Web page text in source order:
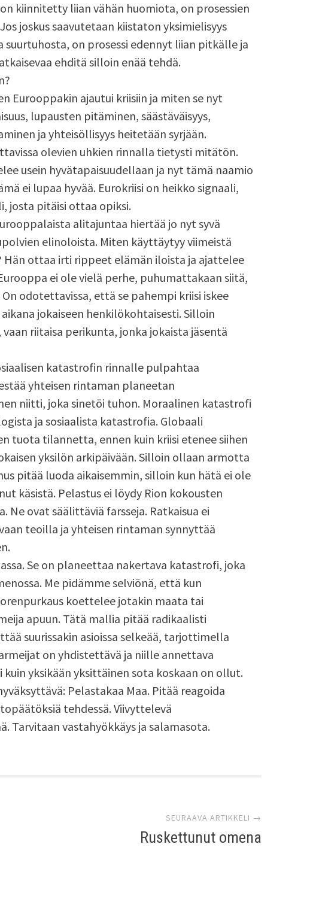
kiinnitetty liian vähän huomiota, on prosessien
joskus saavutetaan kiistaton yksimielisyys
on prosessi edennyt liian pitkälle ja
ehditä silloin enää tehdä.
Eurooppakin ajautui kriisiin ja miten se nyt
lupausten pitäminen, säästäväisyys,
ja yhteisöllisyys heitetään syrjään.
olevien uhkien rinnalla tietysti mitätön.
usein hyvätapaisuudellaan ja nyt tämä naamio
ei lupaa hyvää. Eurokriisi on heikko signaali,
josta pitäisi ottaa opiksi.
alitajuntaa hiertää jo nyt syvä
elinoloista. Miten käyttäytyy viimeistä
Hän ottaa irti rippeet elämän iloista ja ajattelee
ei ole vielä perhe, puhumattakaan siitä,
odotettavissa, että se pahempi kriisi iskee
jokaiseen henkilökohtaisesti. Silloin
vaan riitaisa perikunta, jonka jokaista jäsentä
katastrofin rinnalle pulpahtaa
yhteisen rintaman planeetan
niitti, joka sinetöi tuhon. Moraalinen katastrofi
ja sosiaalista katastrofia. Globaali
tuota tilannetta, ennen kuin kriisi etenee siihen
yksilön arkipäivään. Silloin ollaan armotta
pitää luoda aikaisemmin, silloin kun hätä ei ole
käsistä. Pelastus ei löydy Rion kokousten
Ne ovat säälittäviä farsseja. Ratkaisua ei
teoilla ja yhteisen rintaman synnyttää
Se on planeettaa nakertava katastrofi, joka
Me pidämme selviönä, että kun
koettelee jotakin maata tai
apuun. Tätä mallia pitää radikaalisti
suurissakin asioissa selkeää, tarjottimella
on yhdistettävä ja niille annettava
yksikään yksittäinen sota koskaan on ollut.
Pelastakaa Maa. Pitää reagoida
tehdessä. Viivyttelevä
Tarvitaan vastahyökkäys ja salamasota.
SEURAAVA ARTIKKELI →
Ruskettunut omena